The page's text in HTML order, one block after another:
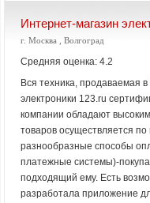
Интернет-магазин
г. Москва , Волгоград
Средняя оценка: 4.2
Вся техника, продаваемая
электроники 123.ru
компании обладают
товаров осуществляется
разнообразные способы
платежные системы)-
подходящий ему. Есть
разработала приложение